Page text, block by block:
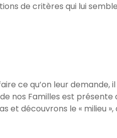
de critères qui lui
ce qu’on leur demande,
nos Familles est présente
et découvrons le « milieu